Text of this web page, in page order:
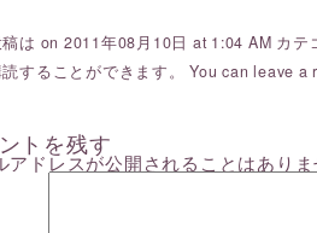
は on 2011年08月10日 at 1:04 AM カテ
読することができます。 You canleave a
トを残す
アドレスが公開されることはありま